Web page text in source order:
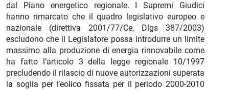
dal Piano energetico regionale. I Supremi Giudici
hanno rimarcato che il quadro legislativo europeo e
nazionale (direttiva 2001/77/Ce, Dlgs 387/2003)
escludono che il Legislatore possa introdurre un limite
massimo alla produzione di energia rinnovabile come
ha fatto l’articolo 3 della legge regionale 10/1997
precludendo il rilascio di nuove autorizzazioni superata
la soglia per l’eolico fissata per il periodo 2000-2010